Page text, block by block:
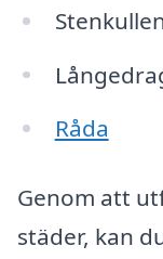
Råda
Genom att
städer, kan